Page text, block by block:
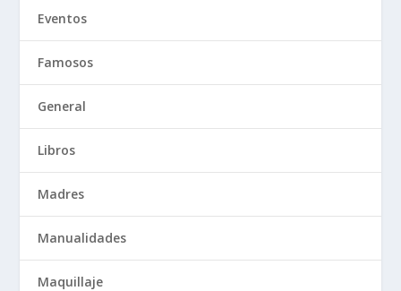
Eventos
Famosos
General
Libros
Madres
Manualidades
Maquillaje